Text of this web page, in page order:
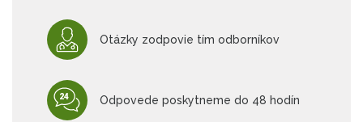
Otázky zodpovie tím odborníkov
Odpovede poskytneme do 48 hodín